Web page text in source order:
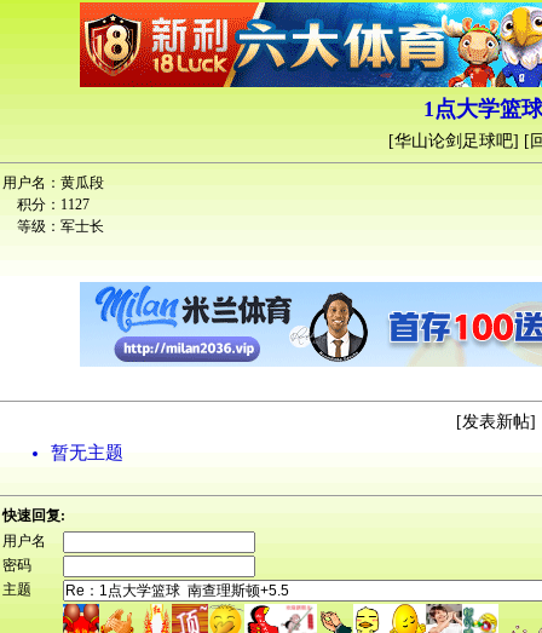
1点大学篮
[华山论剑足球吧] [
用户名： 黄瓜段
积分： 1127
等级： 军士长
[发表新帖]
暂无主题
快速回复:
用户名
密码
主题